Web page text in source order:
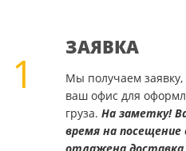
1
ЗАЯВКА
Мы получаем
ваш офис для
груза. На заметку!
время на